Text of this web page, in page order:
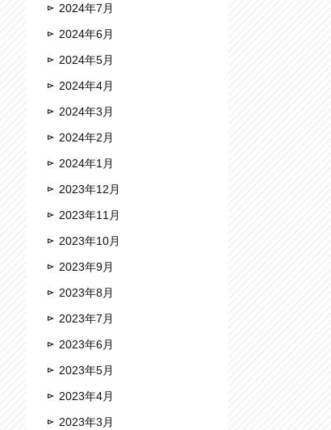
2024年7月
2024年6月
2024年5月
2024年4月
2024年3月
2024年2月
2024年1月
2023年12月
2023年11月
2023年10月
2023年9月
2023年8月
2023年7月
2023年6月
2023年5月
2023年4月
2023年3月